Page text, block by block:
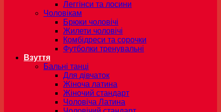
Леггінси та лосини
Чоловікам
Брюки чоловічі
Жилети чоловічі
Комбідреси та сорочки
Футболки тренувальні
Взуття
Бальні танці
Для дівчаток
Жіноча латина
Жіночий стандарт
Чоловіча Латина